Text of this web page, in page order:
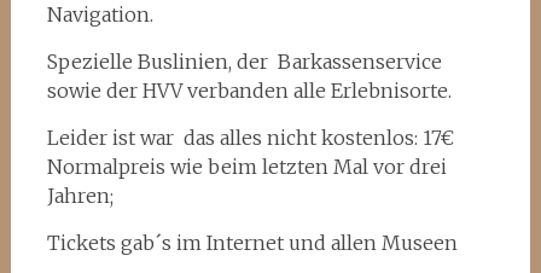
Navigation.
Spezielle Buslinien, der Barkassenservice
sowie der HVV verbanden alle Erlebnisorte.
Leider ist war das alles nicht kostenlos: 17€
Normalpreis wie beim letzten Mal vor drei
Jahren;
Tickets gab´s im Internet und allen Museen